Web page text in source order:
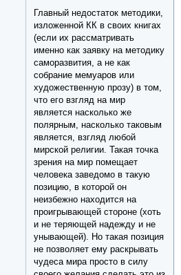
Главный недостаток методики,
изложенной КК в своих книгах
(если их рассматривать
именно как заявку на методику
саморазвития, а не как
собрание мемуаров или
художественную прозу) в том,
что его взгляд на мир
является насколько же
полярным, насколько таковым
является, взгляд любой
мирской религии. Такая точка
зрения на мир помещает
человека заведомо в такую
позицию, в которой он
неизбежно находится на
проигрывающей стороне (хоть
и не теряющей надежду и не
унывающей). Но такая позиция
не позволяет ему раскрывать
чудеса мира просто в силу